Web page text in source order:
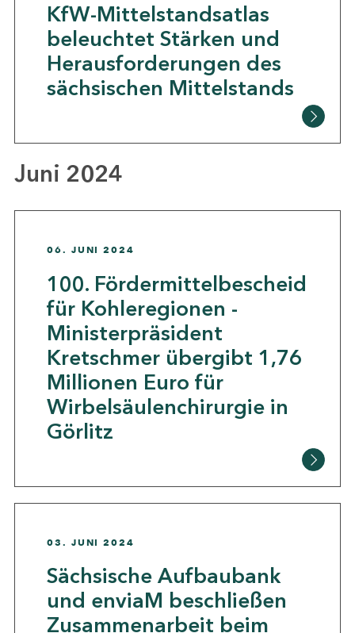
KfW-Mittelstandsatlas
beleuchtet Stärken und
Herausforderungen des
sächsischen Mittelstands
Juni 2024
06. JUNI 2024
100. Fördermittelbescheid
für Kohleregionen -
Ministerpräsident
Kretschmer übergibt 1,76
Millionen Euro für
Wirbelsäulenchirurgie in
Görlitz
03. JUNI 2024
Sächsische Aufbaubank
und enviaM beschließen
Zusammenarbeit beim